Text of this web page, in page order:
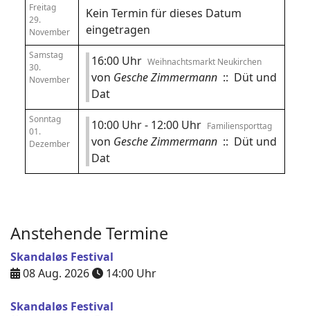
Freitag
29.
November
Kein Termin für dieses Datum
eingetragen
Samstag
30.
November
16:00 Uhr Weihnachtsmarkt Neukirchen
von Gesche Zimmermann :: Düt und
Dat
Sonntag
01.
Dezember
10:00 Uhr - 12:00 Uhr Familiensporttag
von Gesche Zimmermann :: Düt und
Dat
Anstehende Termine
Skandaløs Festival
08 Aug. 2026
14:00 Uhr
Skandaløs Festival